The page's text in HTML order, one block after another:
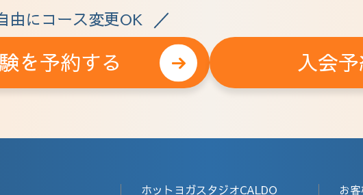
由にコース変更OK
を予約する 入会
ホットヨガスタジオCALDO
お